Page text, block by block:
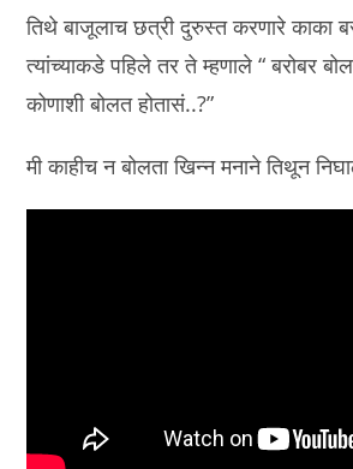
तिथे बाजूलाच छत्री दुरुस्त करणारे काका
त्यांच्याकडे पहिले तर ते म्हणाले “ बरोबर
कोणाशी बोलत होतासं..?”
मी काहीच न बोलता खिन्न मनाने तिथून